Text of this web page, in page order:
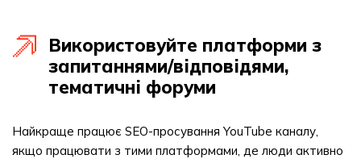
Використовуйте платформи з
запитаннями/відповідями,
тематичні форуми
Найкраще працює SEO-просування YouTube каналу,
якщо працювати з тими платформами, де люди активно